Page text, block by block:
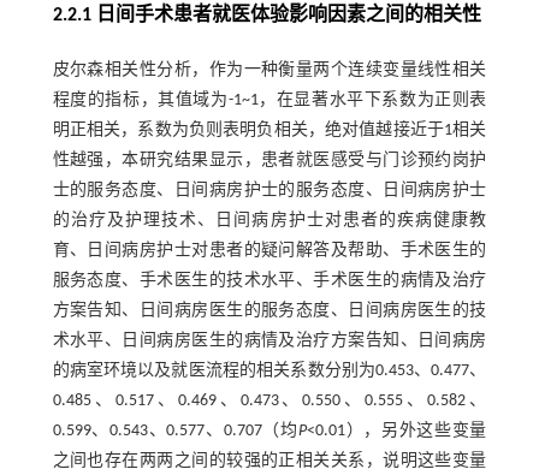
2.2.1 日间手术患者就医体验影响因素之间的相关性
皮尔森相关性分析，作为一种衡量两个连续变量线性相关
程度的指标，其值域为-1~1，在显著水平下系数为正则表
明正相关，系数为负则表明负相关，绝对值越接近于1相关
性越强，本研究结果显示，患者就医感受与门诊预约岗护
士的服务态度、日间病房护士的服务态度、日间病房护士
的治疗及护理技术、日间病房护士对患者的疾病健康教
育、日间病房护士对患者的疑问解答及帮助、手术医生的
服务态度、手术医生的技术水平、手术医生的病情及治疗
方案告知、日间病房医生的服务态度、日间病房医生的技
术水平、日间病房医生的病情及治疗方案告知、日间病房
的病室环境以及就医流程的相关系数分别为0.453、0.477、
0.485、0.517、0.469、0.473、0.550、0.555、0.582、
0.599、0.543、0.577、0.707（均P<0.01），另外这些变量
之间也存在两两之间的较强的正相关关系，说明这些变量